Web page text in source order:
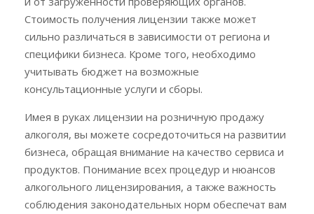
Стоимость получения лицензии также может
сильно различаться в зависимости от региона и
специфики бизнеса. Кроме того, необходимо
учитывать бюджет на возможные
консультационные услуги и сборы.
Имея в руках лицензии на розничную продажу
алкоголя, вы можете сосредоточиться на развитии
бизнеса, обращая внимание на качество сервиса и
продуктов. Понимание всех процедур и нюансов
алкогольного лицензирования, а также важность
соблюдения законодательных норм обеспечат вам